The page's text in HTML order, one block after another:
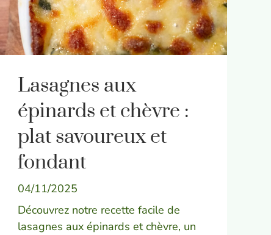
Lasagnes aux
épinards et chèvre :
plat savoureux et
fondant
04/11/2025
Découvrez notre recette facile de
lasagnes aux épinards et chèvre, un